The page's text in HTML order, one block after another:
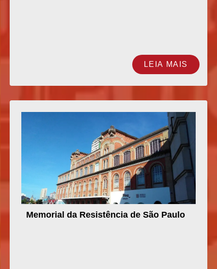
LEIA MAIS
Memorial da Resistência de São Paulo